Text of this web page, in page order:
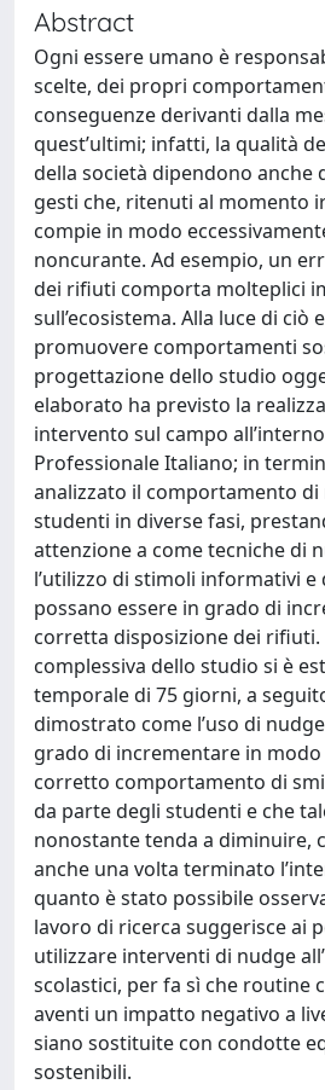
Abstract
Ogni essere umano è
scelte, dei propri
conseguenze derivanti dalla
quest’ultimi; infatti, la qualità
della società dipendono anche
gesti che, ritenuti al momento
compie in modo
noncurante. Ad esempio, un
dei rifiuti comporta molteplici
sull’ecosistema. Alla luce di ciò
promuovere comportamenti
progettazione dello studio
elaborato ha previsto la
intervento sul campo
Professionale Italiano; in
analizzato il comportamento di
studenti in diverse fasi,
attenzione a come tecniche di
l’utilizzo di stimoli informativi e
possano essere in grado di
corretta disposizione dei rifiuti.
complessiva dello studio si è
temporale di 75 giorni, a
dimostrato come l’uso di
grado di incrementare in
corretto comportamento di
da parte degli studenti e che
nonostante tenda a diminuire,
anche una volta terminato
quanto è stato possibile
lavoro di ricerca suggerisce ai
utilizzare interventi di nudge
scolastici, per fa sì che routine
aventi un impatto negativo a
siano sostituite con condotte
sostenibili.